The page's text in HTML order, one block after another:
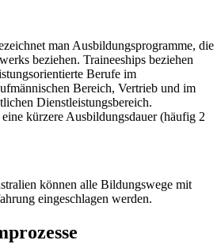
man Ausbildungsprogramme, die
beziehen. Traineeships beziehen
Berufe im
Bereich, Vertrieb und im
Dienstleistungsbereich.
kürzere Ausbildungsdauer (häufig 2
können alle Bildungswege mit
eingeschlagen werden.